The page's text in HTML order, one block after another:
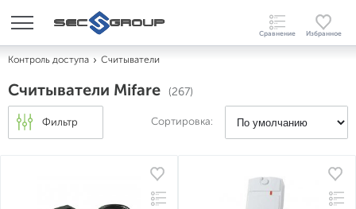
Контроль доступа Считыватели
Считыватели Mifare (267)
Фильтр Сортировка: